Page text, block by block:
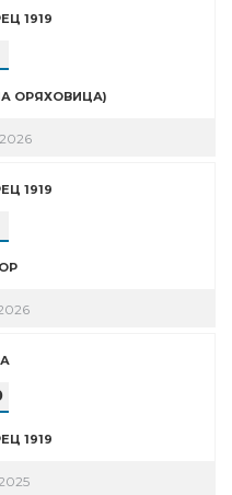
1919
ОРЯХОВИЦА)
1919
1919